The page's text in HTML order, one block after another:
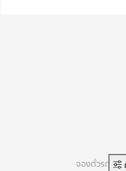
จองตั๋วรถทัวร์